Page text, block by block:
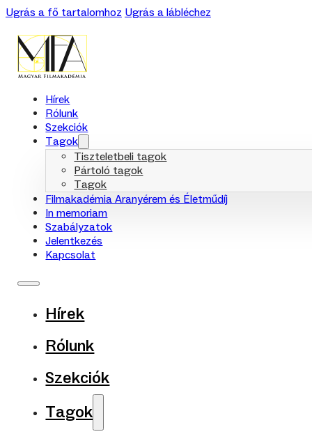
Ugrás a fő tartalomhoz Ugrás a lábléchez
Hírek
Rólunk
Szekciók
Tagok
Tiszteletbeli tagok
Pártoló tagok
Tagok
Filmakadémia Aranyérem és Életműdíj
In memoriam
Szabályzatok
Jelentkezés
Kapcsolat
Hírek
Rólunk
Szekciók
Tagok